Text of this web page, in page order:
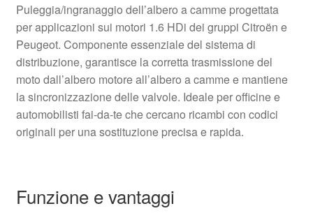
Puleggia/ingranaggio dell’albero a camme progettata
per applicazioni sui motori 1.6 HDi dei gruppi Citroën e
Peugeot. Componente essenziale del sistema di
distribuzione, garantisce la corretta trasmissione del
moto dall’albero motore all’albero a camme e mantiene
la sincronizzazione delle valvole. Ideale per officine e
automobilisti fai-da-te che cercano ricambi con codici
originali per una sostituzione precisa e rapida.
Funzione e vantaggi